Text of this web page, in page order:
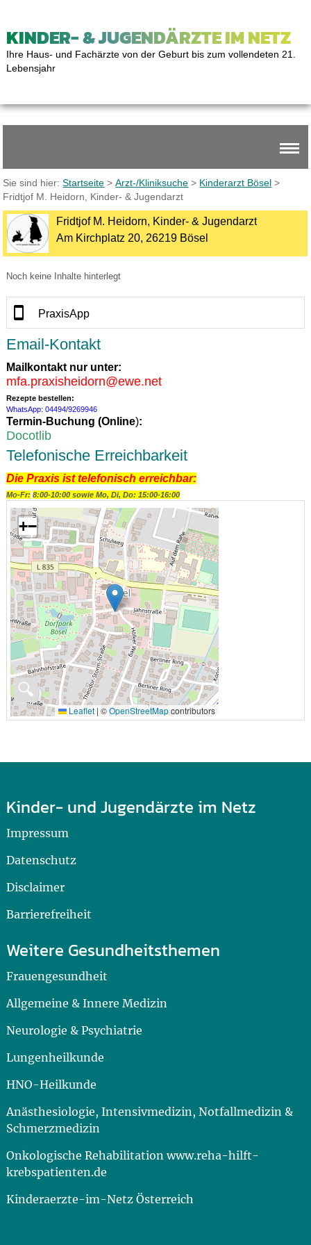
KINDER- & JUGENDÄRZTE IM NETZ
Ihre Haus- und Fachärzte von der Geburt bis zum vollendeten 21.
Lebensjahr
Sie sind hier:Startseite >Arzt-/Kliniksuche > Kinderarzt Bösel >
Fridtjof M. Heidorn, Kinder- & Jugendarzt
Fridtjof M. Heidorn, Kinder- & Jugendarzt
Am Kirchplatz 20, 26219 Bösel
Noch keine Inhalte hinterlegt
PraxisApp
Email-Kontakt
Mailkontakt nur unter:
mfa.praxisheidorn@ewe.net
Rezepte bestellen:
WhatsApp: 04494/9269946
Termin-Buchung (Online):
Docotlib
Telefonische Erreichbarkeit
Die Praxis ist telefonisch erreichbar:
Mo-Fr: 8:00-10:00 sowie Mo, Di, Do: 15:00-16:00
🔍
+−
Leaflet | ©OpenStreetMapcontributors
Kinder- und Jugendärzte im Netz
Impressum
Datenschutz
Disclaimer
Barrierefreiheit
Weitere Gesundheitsthemen
Frauengesundheit
Allgemeine & Innere Medizin
Neurologie & Psychiatrie
Lungenheilkunde
HNO-Heilkunde
Anästhesiologie, Intensivmedizin, Notfallmedizin &
Schmerzmedizin
Onkologische Rehabilitation www.reha-hilft-
krebspatienten.de
Kinderaerzte-im-Netz Österreich